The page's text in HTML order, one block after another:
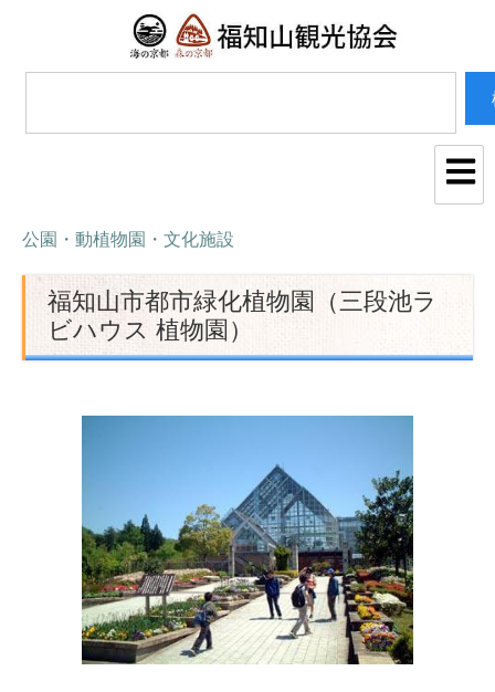
公園・動植物園・文化施設
福知山市都市緑化植物園（三段池ラ
ビハウス 植物園）